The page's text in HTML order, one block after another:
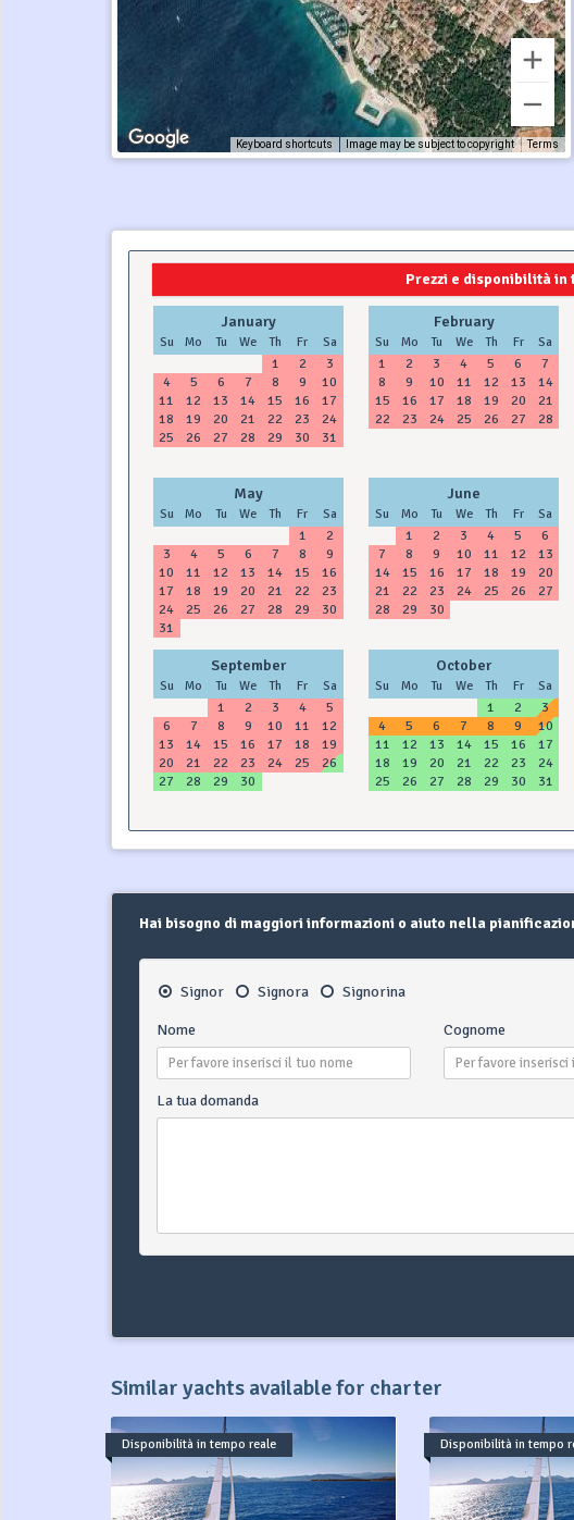
Keyboard shortcuts Image may be subject to copyright Terms
Prezzi e disponibilità
January
Su Mo Tu We Th Fr Sa
1 2
3
4
5 6 7 8 9
10
11
12 13 14 15 16
17
18
19 20 21 22 23
24
25
26 27 28 29 30 31
February
Su Mo Tu We Th Fr Sa
1 2 3 4 5 6
7
8
9 10 11 12 13
14
15
16 17 18 19 20
21
22
23 24 25 26 27 28
May
Su Mo Tu We Th Fr Sa
1
2
3
4 5 6 7 8
9
10
11 12 13 14 15
16
17
18 19 20 21 22
23
24
25 26 27 28 29
30
31
June
Su Mo Tu We Th Fr Sa
1 2 3 4 5
6
7
8 9 10 11 12
13
14
15 16 17 18 19
20
21
22 23 24 25 26
27
28
29 30
September
Su Mo Tu We Th Fr Sa
1 2 3 4
5
6
7 8 9 10 11
12
13
14 15 16 17 18
19
20
21 22 23 24 25
26
27
28 29 30
October
Su Mo Tu We Th Fr Sa
1 2
3
4
5 6 7 8 9
10
11
12 13 14 15 16
17
18
19 20 21 22 23
24
25
26 27 28 29 30 31
Hai bisogno di maggiori informazioni o aiuto nella
Signor Signora Signorina
Nome Cognome
La tua domanda
Similar yachts available for charter
Disponibilità in tempo reale Disponibilità in tempo